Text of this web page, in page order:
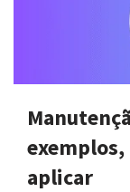
aplicar